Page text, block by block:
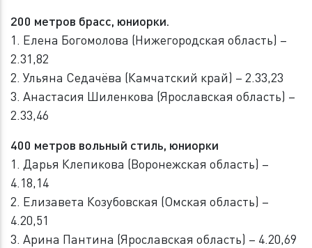
200 метров брасс, юниорки.
1. Елена Богомолова (Нижегородская область) –
2.31,82
2. Ульяна Седачёва (Камчатский край) – 2.33,23
3. Анастасия Шиленкова (Ярославская область) –
2.33,46
400 метров вольный стиль, юниорки
1. Дарья Клепикова (Воронежская область) –
4.18,14
2. Елизавета Козубовская (Омская область) –
4.20,51
3. Арина Пантина (Ярославская область) – 4.20,69